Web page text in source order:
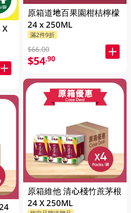
原箱道地百果園柑桔檸檬
24 x 250ML
滿2件9折
$66.00
$54.90
原箱維他 清心棧竹蔗茅根
24 X 250ML